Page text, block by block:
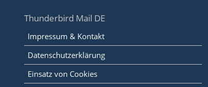
Thunderbird Mail DE
Impressum & Kontakt
Datenschutzerklärung
Einsatz von Cookies